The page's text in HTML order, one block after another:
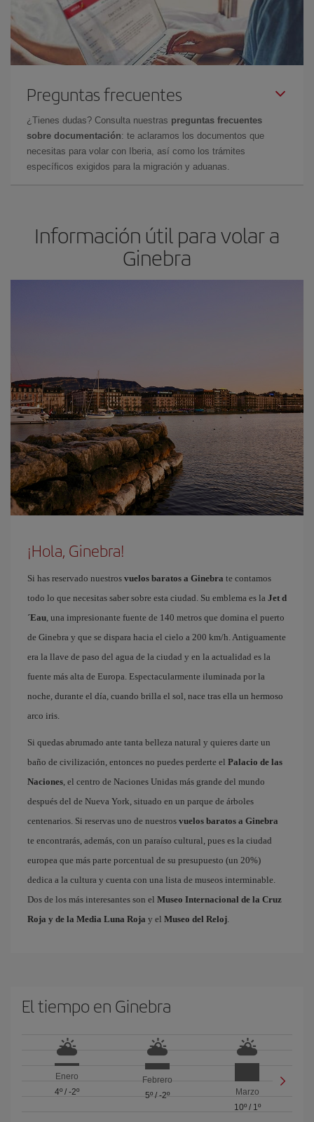
Preguntas frecuentes
¿Tienes dudas? Consulta nuestras preguntas frecuentes
sobre documentación: te aclaramos los documentos que
necesitas para volar con Iberia, así como los trámites
específicos exigidos para la migración y aduanas.
Información útil para volar a
Ginebra
¡Hola, Ginebra!
Si has reservado nuestros vuelos baratos a Ginebra te contamos
todo lo que necesitas saber sobre esta ciudad. Su emblema es la Jet d
´Eau, una impresionante fuente de 140 metros que domina el puerto
de Ginebra y que se dispara hacia el cielo a 200 km/h. Antiguamente
era la llave de paso del agua de la ciudad y en la actualidad es la
fuente más alta de Europa. Espectacularmente iluminada por la
noche, durante el día, cuando brilla el sol, nace tras ella un hermoso
arco iris.
Si quedas abrumado ante tanta belleza natural y quieres darte un
baño de civilización, entonces no puedes perderte el Palacio de las
Naciones, el centro de Naciones Unidas más grande del mundo
después del de Nueva York, situado en un parque de árboles
centenarios. Si reservas uno de nuestros vuelos baratos a Ginebra
te encontrarás, además, con un paraíso cultural, pues es la ciudad
europea que más parte porcentual de su presupuesto (un 20%)
dedica a la cultura y cuenta con una lista de museos interminable.
Dos de los más interesantes son el Museo Internacional de la Cruz
Roja y de la Media Luna Roja y el Museo del Reloj.
El tiempo en Ginebra
Enero
4º/ -2º
Febrero
5º/ -2º
Marzo
10º/ 1º